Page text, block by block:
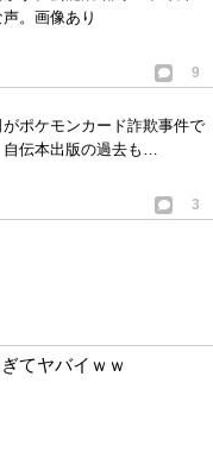
。画像あり
9
ポケモンカード詐欺事件で
自伝本出版の過去も…
3
てヤバイｗｗ